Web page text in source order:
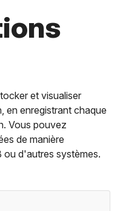
et visualiser
en enregistrant chaque
Vous pouvez
de manière
ou d'autres systèmes.